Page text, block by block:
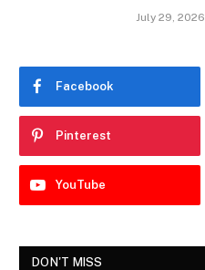
July 29, 2026
Facebook
Pinterest
YouTube
DON'T MISS